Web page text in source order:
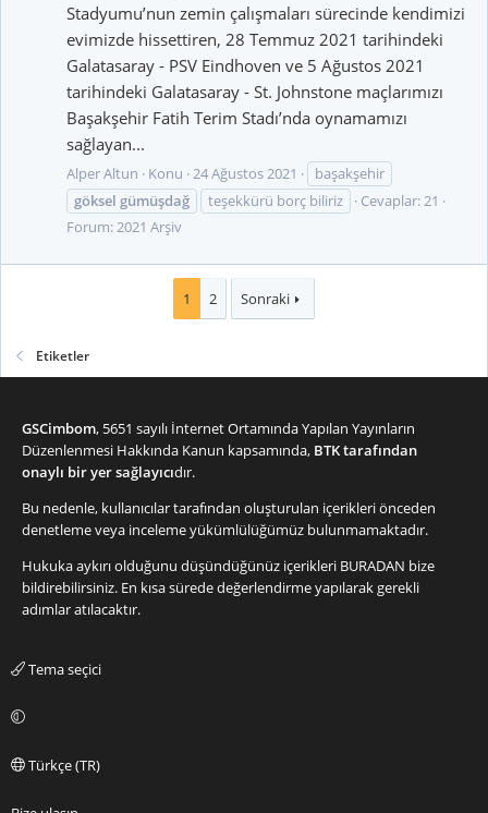
Stadyumu’nun zemin çalışmaları sürecinde kendimizi
evimizde hissettiren, 28 Temmuz 2021 tarihindeki
Galatasaray - PSV Eindhoven ve 5 Ağustos 2021
tarihindeki Galatasaray - St. Johnstone maçlarımızı
Başakşehir Fatih Terim Stadı’nda oynamamızı
sağlayan...
Alper Altun Konu 24 Ağustos 2021
başakşehir
göksel gümüşdağ teşekkürü borç biliriz
Cevaplar: 21
Forum:2021 Arşiv
1 2 Sonraki
Etiketler
GSCimbom, 5651 sayılı İnternet Ortamında Yapılan Yayınların
Düzenlenmesi Hakkında Kanun kapsamında, BTK tarafından
onaylı bir yer sağlayıcıdır.
Bu nedenle, kullanıcılar tarafından oluşturulan içerikleri önceden
denetleme veya inceleme yükümlülüğümüz bulunmamaktadır.
Hukuka aykırı olduğunu düşündüğünüz içerikleri BURADAN bize
bildirebilirsiniz. En kısa sürede değerlendirme yapılarak gerekli
adımlar atılacaktır.
Tema seçici
Türkçe (TR)